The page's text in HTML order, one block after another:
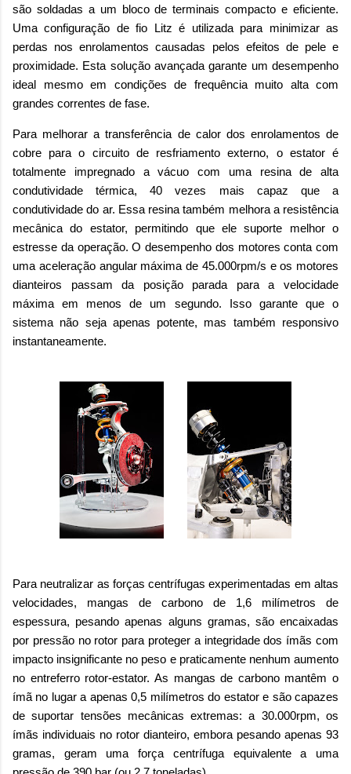
são soldadas a um bloco de terminais compacto e eficiente.
Uma configuração de fio Litz é utilizada para minimizar as
perdas nos enrolamentos causadas pelos efeitos de pele e
proximidade. Esta solução avançada garante um desempenho
ideal mesmo em condições de frequência muito alta com
grandes correntes de fase.
Para melhorar a transferência de calor dos enrolamentos de
cobre para o circuito de resfriamento externo, o estator é
totalmente impregnado a vácuo com uma resina de alta
condutividade térmica, 40 vezes mais capaz que a
condutividade do ar. Essa resina também melhora a resistência
mecânica do estator, permitindo que ele suporte melhor o
estresse da operação. O desempenho dos motores conta com
uma aceleração angular máxima de 45.000rpm/s e os motores
dianteiros passam da posição parada para a velocidade
máxima em menos de um segundo. Isso garante que o
sistema não seja apenas potente, mas também responsivo
instantaneamente.
Para neutralizar as forças centrífugas experimentadas em altas
velocidades, mangas de carbono de 1,6 milímetros de
espessura, pesando apenas alguns gramas, são encaixadas
por pressão no rotor para proteger a integridade dos ímãs com
impacto insignificante no peso e praticamente nenhum aumento
no entreferro rotor-estator. As mangas de carbono mantêm o
ímã no lugar a apenas 0,5 milímetros do estator e são capazes
de suportar tensões mecânicas extremas: a 30.000rpm, os
ímãs individuais no rotor dianteiro, embora pesando apenas 93
gramas, geram uma força centrífuga equivalente a uma